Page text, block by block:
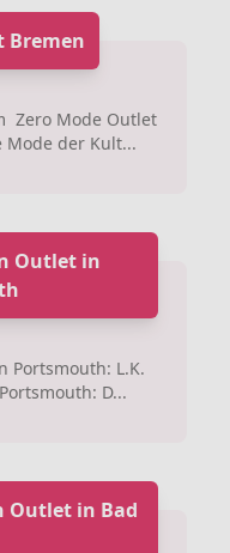
Bremen
Zero Mode Outlet
Mode der Kult...
Outlet in
Portsmouth: L.K.
D...
Outlet in Bad